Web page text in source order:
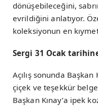
dönüşebileceğini,
evrildiğini anlatıyor.
koleksiyonun en
Sergi 31 Ocak
Açılış sonunda Başkan
çiçek ve teşekkür
Başkan Kınay’a ipek